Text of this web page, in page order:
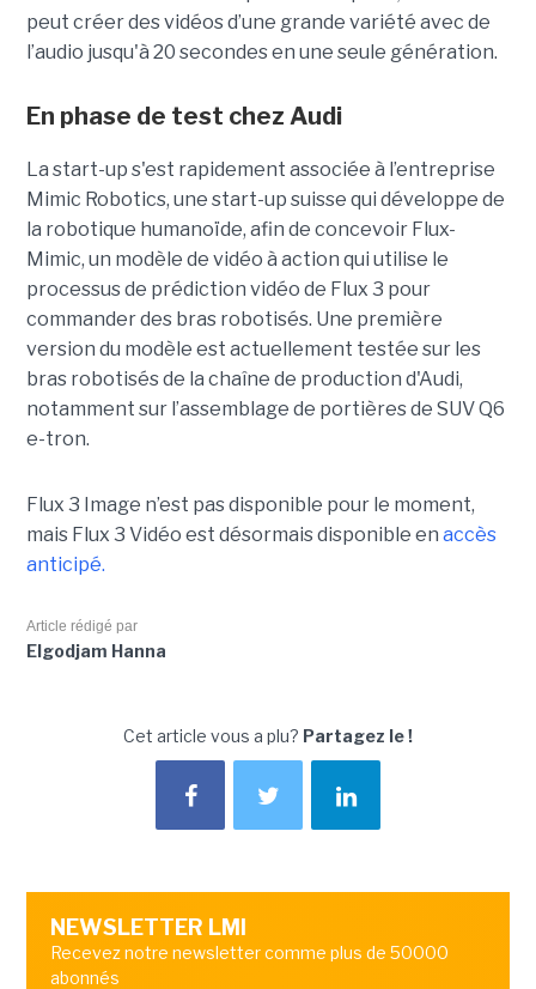
peut créer des vidéos d’une grande variété avec de
l’audio jusqu'à 20 secondes en une seule génération.
En phase de test chez Audi
La start-up s'est rapidement associée à l’entreprise
Mimic Robotics, une start-up suisse qui développe de
la robotique humanoïde, afin de concevoir Flux-
Mimic, un modèle de vidéo à action qui utilise le
processus de prédiction vidéo de Flux 3 pour
commander des bras robotisés. Une première
version du modèle est actuellement testée sur les
bras robotisés de la chaîne de production d'Audi,
notamment sur l’assemblage de portières de SUV Q6
e-tron.
Flux 3 Image n’est pas disponible pour le moment,
mais Flux 3 Vidéo est désormais disponible en accès
anticipé.
Article rédigé par
Elgodjam Hanna
Cet article vous a plu? Partagez le !
NEWSLETTER LMI
Recevez notre newsletter comme plus de 50000
abonnés